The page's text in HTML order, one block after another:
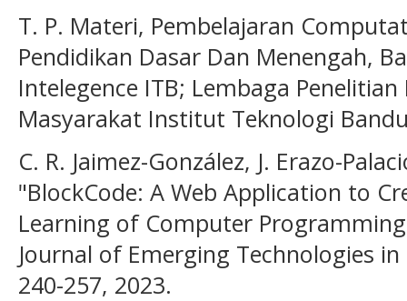
T. P. Materi, Pembelajaran
Pendidikan Dasar Dan Menengah,
Intelegence ITB; Lembaga
Masyarakat Institut Teknologi
C. R. Jaimez-González, J. Erazo-
"BlockCode: A Web Application to
Learning of Computer
Journal of Emerging Technologies
240-257, 2023.